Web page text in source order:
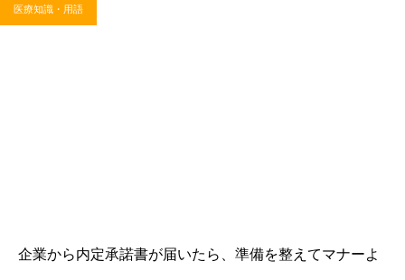
医療知識・用語
企業から内定承諾書が届いたら、準備を整えてマナーよ